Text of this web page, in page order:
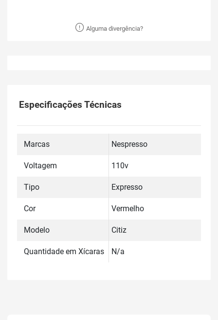
Alguma divergência?
Especificações Técnicas
Marcas Nespresso
Voltagem 110v
Tipo Expresso
Cor Vermelho
Modelo Citiz
Quantidade em Xícaras N/a